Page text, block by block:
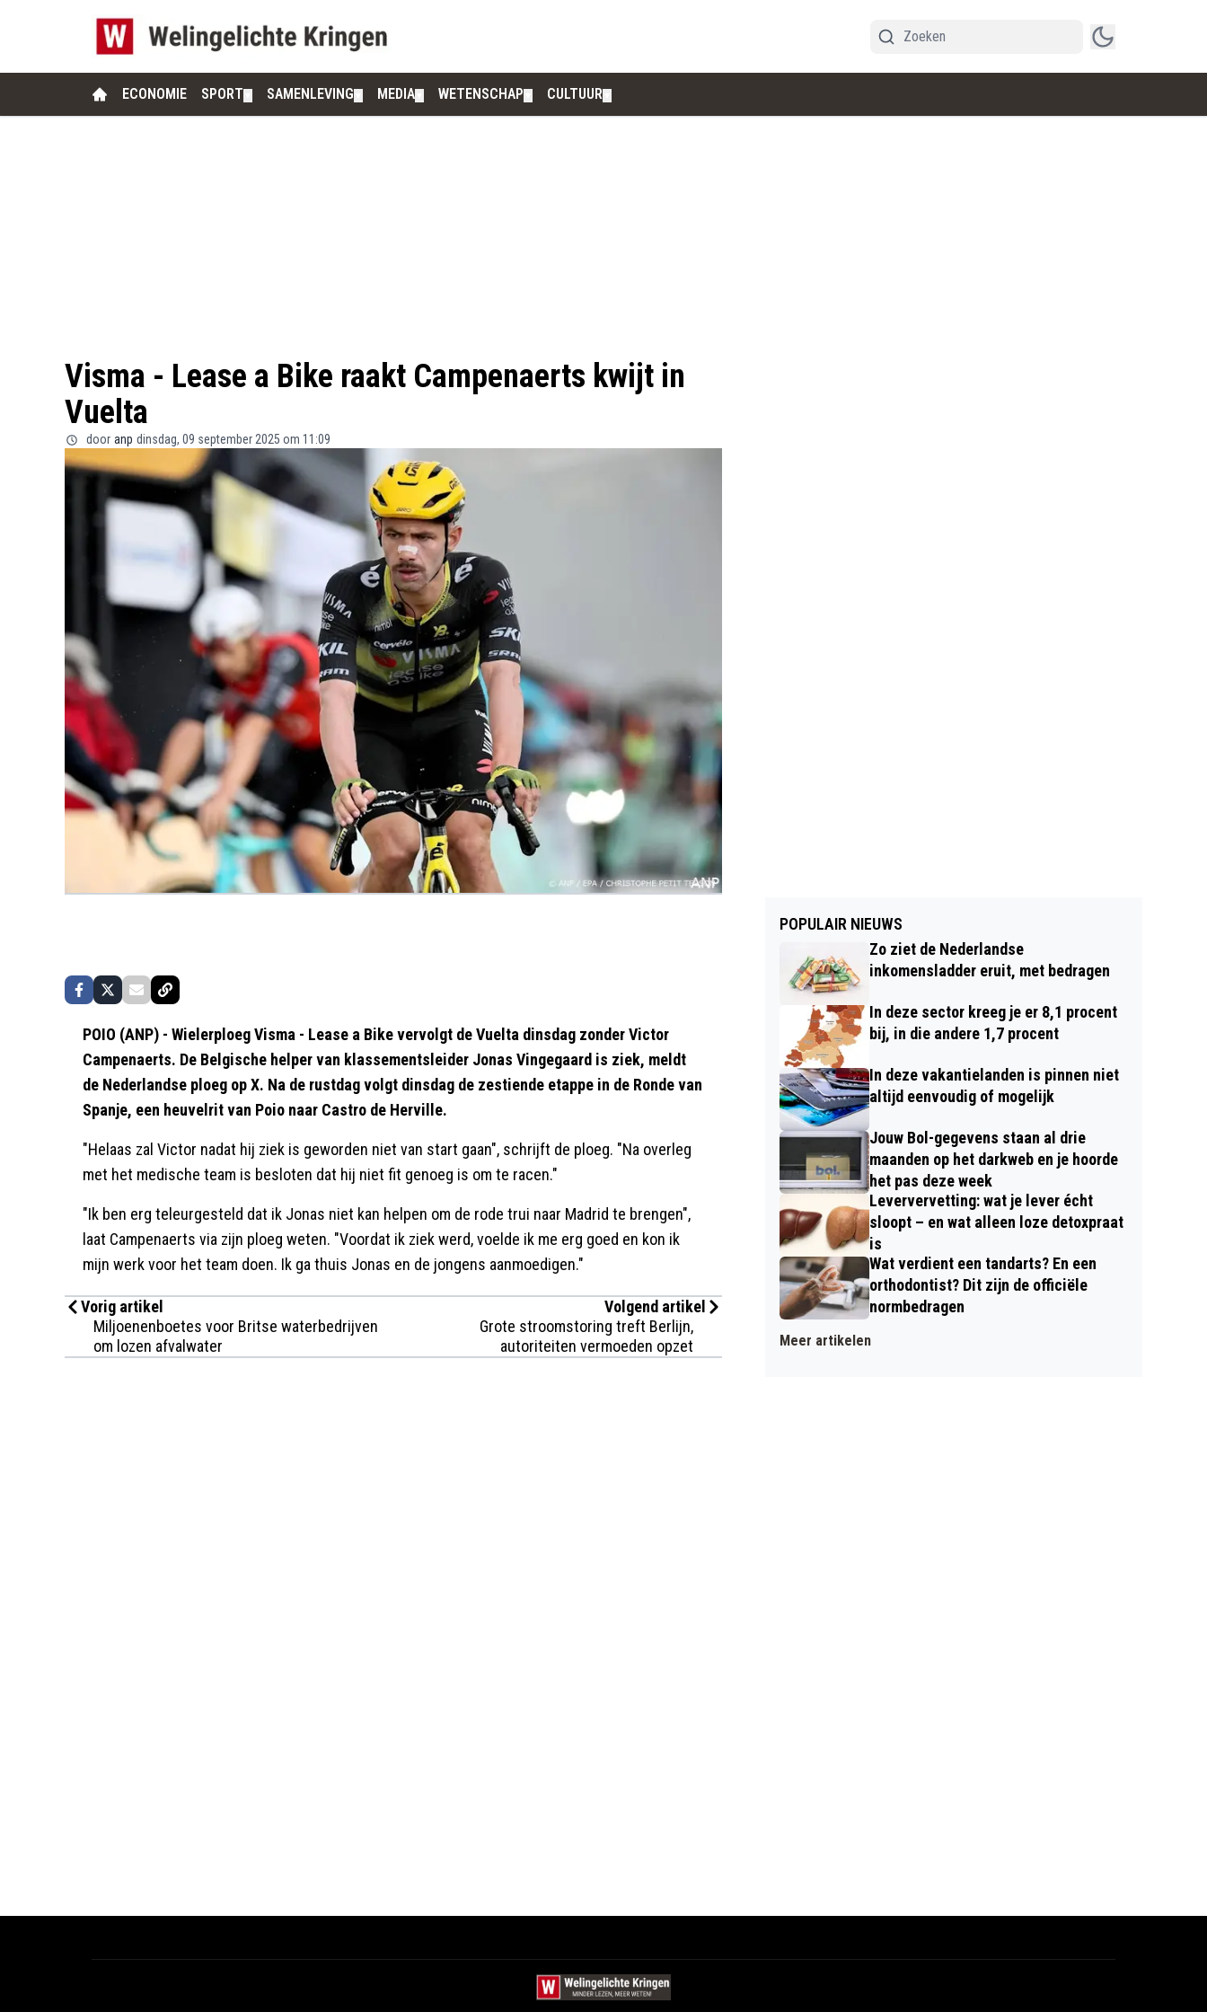
ECONOMIE SPORT SAMENLEVING MEDIA WETENSCHAP CULTUUR
Visma - Lease a Bike raakt Campenaerts kwijt in
Vuelta
door anp dinsdag, 09 september 2025 om 11:09
POIO (ANP) - Wielerploeg Visma - Lease a Bike vervolgt de Vuelta dinsdag zonder Victor
Campenaerts. De Belgische helper van klassementsleider Jonas Vingegaard is ziek, meldt
de Nederlandse ploeg op X. Na de rustdag volgt dinsdag de zestiende etappe in de Ronde van
Spanje, een heuvelrit van Poio naar Castro de Herville.
"Helaas zal Victor nadat hij ziek is geworden niet van start gaan", schrijft de ploeg. "Na overleg
met het medische team is besloten dat hij niet fit genoeg is om te racen."
"Ik ben erg teleurgesteld dat ik Jonas niet kan helpen om de rode trui naar Madrid te brengen",
laat Campenaerts via zijn ploeg weten. "Voordat ik ziek werd, voelde ik me erg goed en kon ik
mijn werk voor het team doen. Ik ga thuis Jonas en de jongens aanmoedigen."
Vorig artikel
Miljoenenboetes voor Britse waterbedrijven
om lozen afvalwater
Volgend artikel
Grote stroomstoring treft Berlijn,
autoriteiten vermoeden opzet
POPULAIR NIEUWS
Zo ziet de Nederlandse
inkomensladder eruit, met bedragen
In deze sector kreeg je er 8,1 procent
bij, in die andere 1,7 procent
In deze vakantielanden is pinnen niet
altijd eenvoudig of mogelijk
Jouw Bol-gegevens staan al drie
maanden op het darkweb en je hoorde
het pas deze week
Leververvetting: wat je lever écht
sloopt – en wat alleen loze detoxpraat
is
Wat verdient een tandarts? En een
orthodontist? Dit zijn de officiële
normbedragen
Meer artikelen